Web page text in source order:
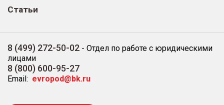
Статьи
8 (499) 272-50-02 - Отдел по работе с юридическими
лицами
8 (800) 600-95-27
Email: evropod@bk.ru